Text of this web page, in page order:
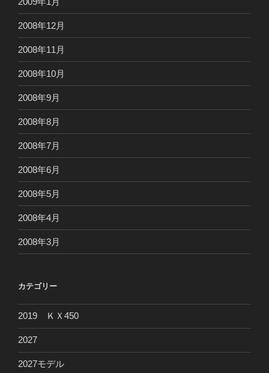
2008年12月
2008年11月
2008年10月
2008年9月
2008年8月
2008年7月
2008年6月
2008年5月
2008年4月
2008年3月
カテゴリー
2019 ＫＸ450
2027
2027モデル